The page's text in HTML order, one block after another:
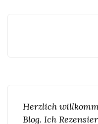
Herzlich
Blog. Ich